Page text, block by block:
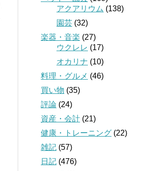
アクアリウム (138)
園芸 (32)
楽器・音楽 (27)
ウクレレ (17)
オカリナ (10)
料理・グルメ (46)
買い物 (35)
評論 (24)
資産・会計 (21)
健康・トレーニング (22)
雑記 (57)
日記 (476)